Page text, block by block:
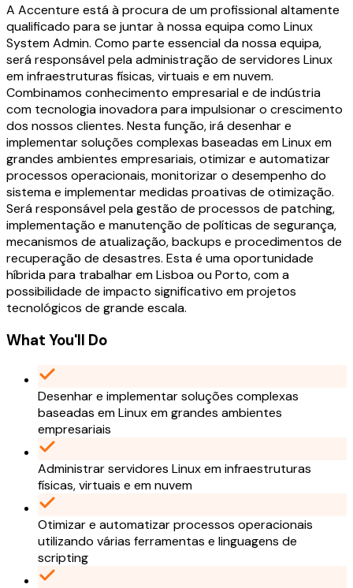
A Accenture está à procura de um profissional altamente
qualificado para se juntar à nossa equipa como Linux
System Admin. Como parte essencial da nossa equipa,
será responsável pela administração de servidores Linux
em infraestruturas físicas, virtuais e em nuvem.
Combinamos conhecimento empresarial e de indústria
com tecnologia inovadora para impulsionar o crescimento
dos nossos clientes. Nesta função, irá desenhar e
implementar soluções complexas baseadas em Linux em
grandes ambientes empresariais, otimizar e automatizar
processos operacionais, monitorizar o desempenho do
sistema e implementar medidas proativas de otimização.
Será responsável pela gestão de processos de patching,
implementação e manutenção de políticas de segurança,
mecanismos de atualização, backups e procedimentos de
recuperação de desastres. Esta é uma oportunidade
híbrida para trabalhar em Lisboa ou Porto, com a
possibilidade de impacto significativo em projetos
tecnológicos de grande escala.
What You'll Do
Desenhar e implementar soluções complexas
baseadas em Linux em grandes ambientes
empresariais
Administrar servidores Linux em infraestruturas
físicas, virtuais e em nuvem
Otimizar e automatizar processos operacionais
utilizando várias ferramentas e linguagens de
scripting